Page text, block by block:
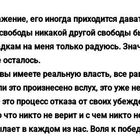
его иногда приходится
никакой другой свободы
на меня только радуюсь.
имеете реальную власть, все
это произнесено вслух, это уже
процесс отказа от своих
что никто не верит и с чем никто
в каждом из нас. Воля к